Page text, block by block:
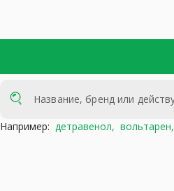
Например: детравенол, вольтарен,